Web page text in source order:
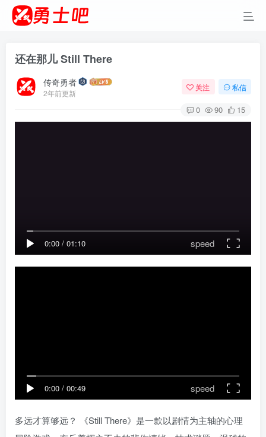
还在那儿 Still There
传奇勇者
2年前更新
关注 私信
0 90 15
0:00 / 01:10 speed
0:00 / 00:49 speed
多远才算够远？ 《Still There》是一款以剧情为主轴的心理